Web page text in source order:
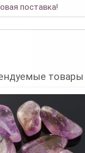
поставка!
товары